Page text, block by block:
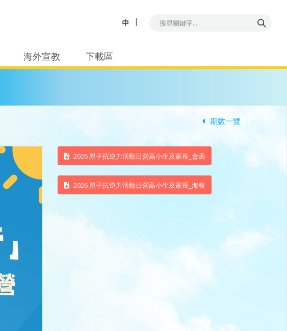
中
海外宣教 下載區
期數一覽
2026 親子抗逆力活動日營高小生及家長_會函
2026 親子抗逆力活動日營高小生及家長_海報